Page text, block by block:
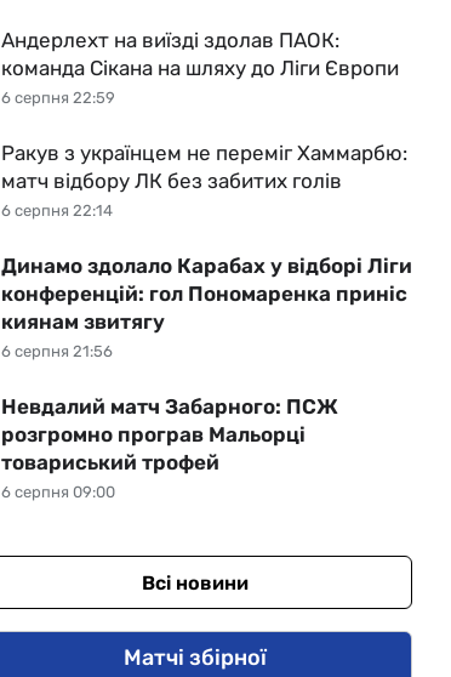
6 серпня 22:59
Андерлехт на виїзді здолав ПАОК:
команда Сікана на шляху до Ліги Європи
6 серпня 22:14
Ракув з українцем не переміг Хаммарбю:
матч відбору ЛК без забитих голів
6 серпня 21:56
Динамо здолало Карабах у відборі Ліги
конференцій: гол Пономаренка приніс
киянам звитягу
6 серпня 09:00
Невдалий матч Забарного: ПСЖ
розгромно програв Мальорці
товариський трофей
Всі новини
Матчі збірної